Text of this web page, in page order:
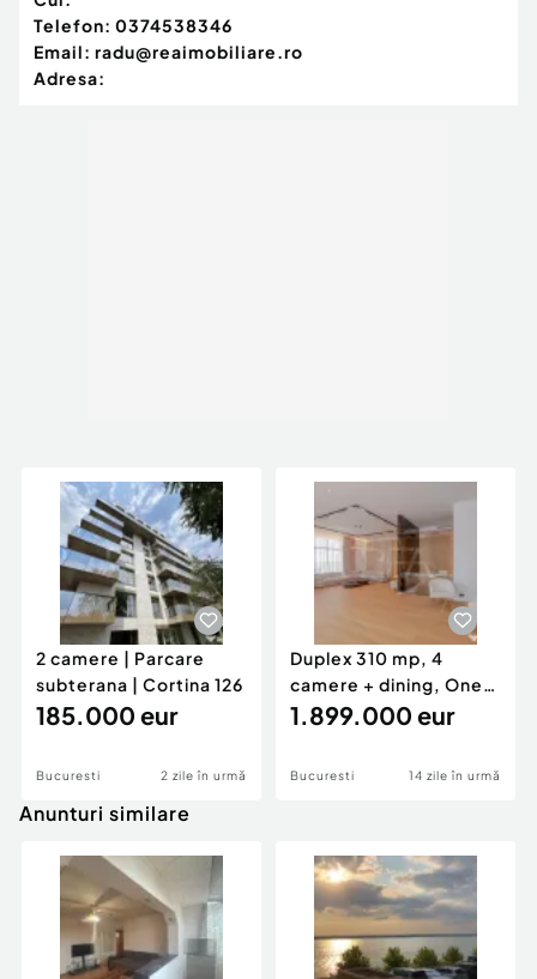
Telefon: 0374538346
Email: radu@reaimobiliare.ro
Adresa:
2 camere | Parcare
subterana | Cortina 126
185.000 eur
Bucuresti 2 zile în urmă
Duplex 310 mp, 4
camere + dining, One
Herastrau Towers
1.899.000 eur
Bucuresti 14 zile în urmă
Anunturi similare